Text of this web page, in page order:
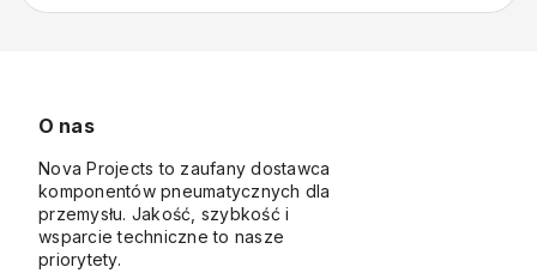
O nas
Nova Projects to zaufany dostawca
komponentów pneumatycznych dla
przemysłu. Jakość, szybkość i
wsparcie techniczne to nasze
priorytety.